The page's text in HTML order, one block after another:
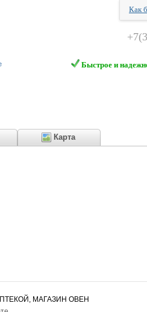
Как
Быстрое и
Карта
МАГАЗИН ОВЕН